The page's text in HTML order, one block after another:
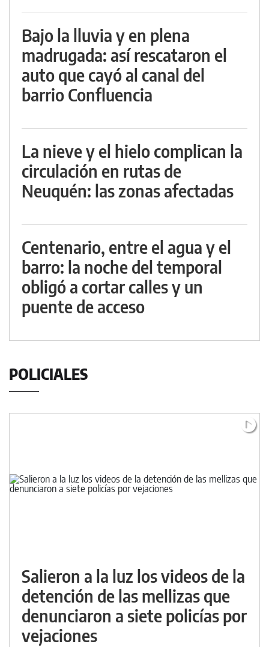
Bajo la lluvia y en plena
madrugada: así rescataron el
auto que cayó al canal del
barrio Confluencia
La nieve y el hielo complican la
circulación en rutas de
Neuquén: las zonas afectadas
Centenario, entre el agua y el
barro: la noche del temporal
obligó a cortar calles y un
puente de acceso
POLICIALES
Salieron a la luz los videos de la
detención de las mellizas que
denunciaron a siete policías por
vejaciones